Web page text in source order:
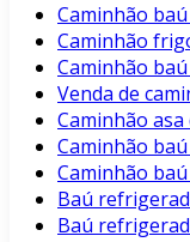
Caminhão
Caminhão
Caminhão
Venda de
Caminhão asa
Caminhão
Caminhão
Baú
Baú